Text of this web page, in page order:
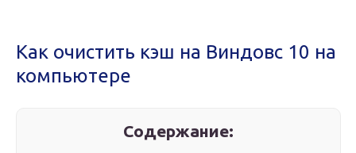
Как очистить кэш на Виндовс 10 на
компьютере
Содержание: